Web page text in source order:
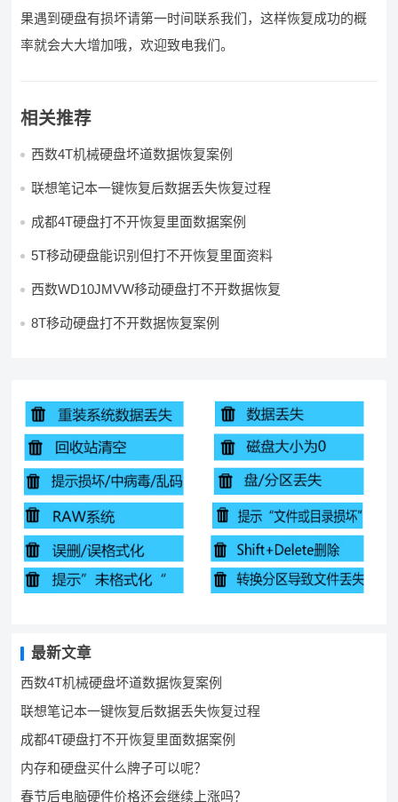
果遇到硬盘有损坏请第一时间联系我们，这样恢复成功的概
率就会大大增加哦，欢迎致电我们。
相关推荐
西数4T机械硬盘坏道数据恢复案例
联想笔记本一键恢复后数据丢失恢复过程
成都4T硬盘打不开恢复里面数据案例
5T移动硬盘能识别但打不开恢复里面资料
西数WD10JMVW移动硬盘打不开数据恢复
8T移动硬盘打不开数据恢复案例
最新文章
西数4T机械硬盘坏道数据恢复案例
联想笔记本一键恢复后数据丢失恢复过程
成都4T硬盘打不开恢复里面数据案例
内存和硬盘买什么牌子可以呢？
春节后电脑硬件价格还会继续上涨吗？